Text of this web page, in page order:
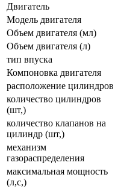
Двигатель
Модель двигателя
Объем двигателя (мл)
Объем двигателя (л)
тип впуска
Компоновка двигателя
расположение цилиндров
количество цилиндров
(шт,)
количество клапанов на
цилиндр (шт,)
механизм
газораспределения
максимальная мощность
(л,с,)